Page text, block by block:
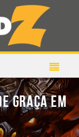
GRAÇA EM